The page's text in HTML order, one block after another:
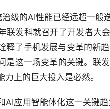
级的AI性能已经远超一般
联发科就召开了开发者大
释了手机发展与变革的新
是这一场变革的关键。联
力上的巨大投入是必然。
AI应用智能体化这一关键